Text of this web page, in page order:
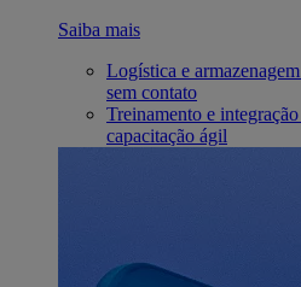
Saiba mais
Logística e armazenagem
sem contato
Treinamento e integração
capacitação ágil